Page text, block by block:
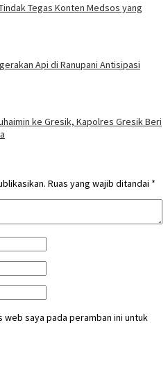
Tegas Konten Medsos yang
Api di Ranupani Antisipasi
ke Gresik, Kapolres Gresik Beri
Ruas yang wajib ditandai *
web saya pada peramban ini untuk